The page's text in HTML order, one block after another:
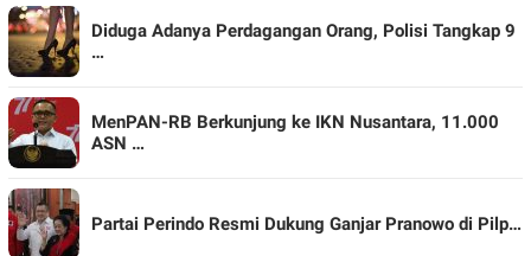
Diduga Adanya Perdagangan Orang, Polisi Tangkap 9
…
MenPAN-RB Berkunjung ke IKN Nusantara, 11.000
ASN …
Partai Perindo Resmi Dukung Ganjar Pranowo di Pilp…